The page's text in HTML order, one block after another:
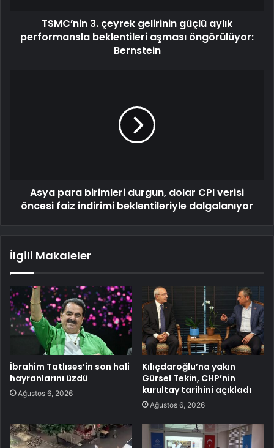
TSMC’nin 3. çeyrek gelirinin güçlü aylık
performansla beklentileri aşması öngörülüyor:
Bernstein
Asya para birimleri durgun, dolar CPI verisi
öncesi faiz indirimi beklentileriyle dalgalanıyor
İlgili Makaleler
İbrahim Tatlıses’in son hali
hayranlarını üzdü
Ağustos 6, 2026
Kılıçdaroğlu’na yakın
Gürsel Tekin, CHP’nin
kurultay tarihini açıkladı
Ağustos 6, 2026